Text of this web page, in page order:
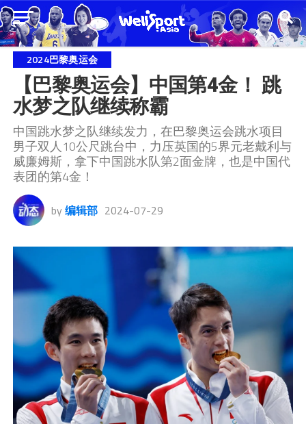
2024巴黎奥运会
【巴黎奥运会】中国第4金！ 跳
水梦之队继续称霸
中国跳水梦之队继续发力，在巴黎奥运会跳水项目
男子双人10公尺跳台中，力压英国的5界元老戴利与
威廉姆斯，拿下中国跳水队第2面金牌，也是中国代
表团的第4金！
by 编辑部 2024-07-29